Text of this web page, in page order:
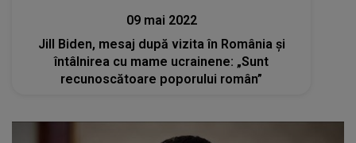
09 mai 2022
Jill Biden, mesaj după vizita în România şi
întâlnirea cu mame ucrainene: „Sunt
recunoscătoare poporului român”